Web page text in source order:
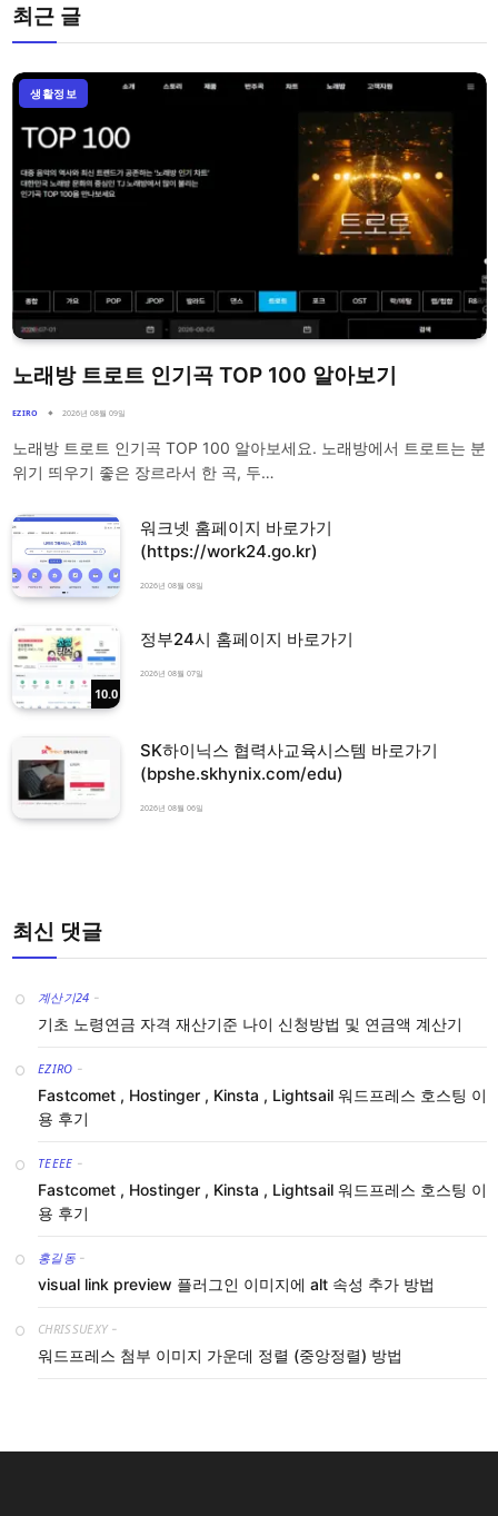
최근 글
생활정보
노래방 트로트 인기곡 TOP 100 알아보기
EZIRO 2026년 08월 09일
노래방 트로트 인기곡 TOP 100 알아보세요. 노래방에서 트로트는 분
위기 띄우기 좋은 장르라서 한 곡, 두…
워크넷 홈페이지 바로가기
(https://work24.go.kr)
2026년 08월 08일
10.0
정부24시 홈페이지 바로가기
2026년 08월 07일
SK하이닉스 협력사교육시스템 바로가기
(bpshe.skhynix.com/edu)
2026년 08월 06일
최신 댓글
계산기24 -
기초 노령연금 자격 재산기준 나이 신청방법 및 연금액 계산기
EZIRO -
Fastcomet , Hostinger , Kinsta , Lightsail 워드프레스 호스팅 이
용 후기
TEEEE -
Fastcomet , Hostinger , Kinsta , Lightsail 워드프레스 호스팅 이
용 후기
홍길동 -
visual link preview 플러그인 이미지에 alt 속성 추가 방법
CHRISSUEXY -
워드프레스 첨부 이미지 가운데 정렬 (중앙정렬) 방법